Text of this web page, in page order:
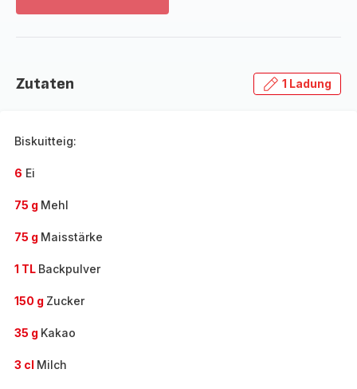
-
das
Zutaten 1 Ladung
Biskuitteig:
6 Ei
75 g Mehl
75 g Maisstärke
1 TL Backpulver
150 g Zucker
35 g Kakao
3 cl Milch